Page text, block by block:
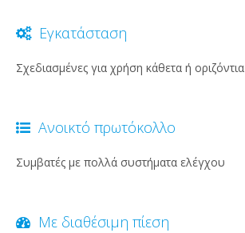
Εγκατάσταση
Σχεδιασμένες για χρήση κάθετα ή οριζόντια
Ανοικτό πρωτόκολλο
Συμβατές με πολλά συστήματα ελέγχου
Με διαθέσιμη πίεση